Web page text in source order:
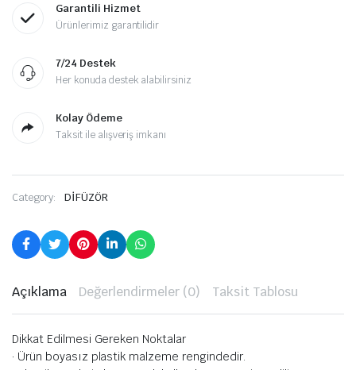
Garantili Hizmet
Ürünlerimiz garantilidir
7/24 Destek
Her konuda destek alabilirsiniz
Kolay Ödeme
Taksit ile alışveriş imkanı
Category: DİFÜZÖR
Açıklama Değerlendirmeler (0) Taksit Tablosu
Dikkat Edilmesi Gereken Noktalar
· Ürün boyasız plastik malzeme rengindedir.